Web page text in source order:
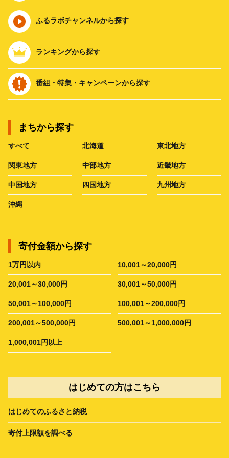
ふるラボチャンネルから探す
ランキングから探す
番組・特集・キャンペーンから探す
まちから探す
すべて 北海道 東北地方
関東地方 中部地方 近畿地方
中国地方 四国地方 九州地方
沖縄
寄付金額から探す
1万円以内 10,001～20,000円
20,001～30,000円 30,001～50,000円
50,001～100,000円 100,001～200,000円
200,001～500,000円 500,001～1,000,000円
1,000,001円以上
はじめての方はこちら
はじめてのふるさと納税
寄付上限額を調べる